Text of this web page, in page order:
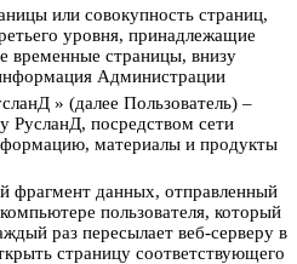
или совокупность страниц,
уровня, принадлежащие
временные страницы, внизу
Администрации
» (далее Пользователь) –
РусланД, посредством сети
материалы и продукты
фрагмент данных, отправленный
пользователя, который
раз пересылает веб-серверу в
страницу соответствующего